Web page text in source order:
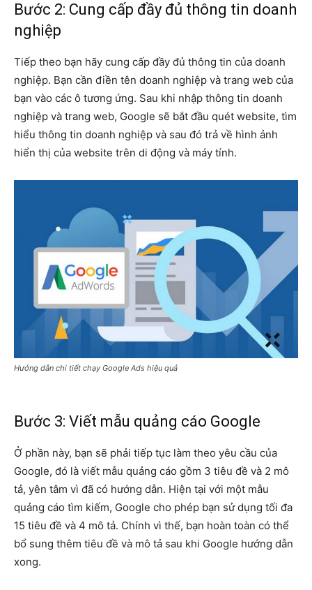
Bước 2: Cung cấp đầy đủ thông tin doanh
nghiệp
Tiếp theo bạn hãy cung cấp đầy đủ thông tin của doanh
nghiệp. Bạn cần điền tên doanh nghiệp và trang web của
bạn vào các ô tương ứng. Sau khi nhập thông tin doanh
nghiệp và trang web, Google sẽ bắt đầu quét website, tìm
hiểu thông tin doanh nghiệp và sau đó trả về hình ảnh
hiển thị của website trên di động và máy tính.
Hướng dẫn chi tiết chạy Google Ads hiệu quả
Bước 3: Viết mẫu quảng cáo Google
Ở phần này, bạn sẽ phải tiếp tục làm theo yêu cầu của
Google, đó là viết mẫu quảng cáo gồm 3 tiêu đề và 2 mô
tả, yên tâm vì đã có hướng dẫn. Hiện tại với một mẫu
quảng cáo tìm kiếm, Google cho phép bạn sử dụng tối đa
15 tiêu đề và 4 mô tả. Chính vì thế, bạn hoàn toàn có thể
bổ sung thêm tiêu đề và mô tả sau khi Google hướng dẫn
xong.